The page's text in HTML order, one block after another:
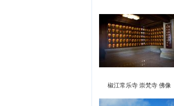
椒江常乐寺 崇梵寺 佛像